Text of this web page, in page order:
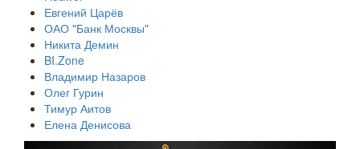
Евгений Царёв
ОАО "Банк Москвы"
Никита Демин
BI.Zone
Владимир Назаров
Олег Гурин
Тимур Аитов
Елена Денисова